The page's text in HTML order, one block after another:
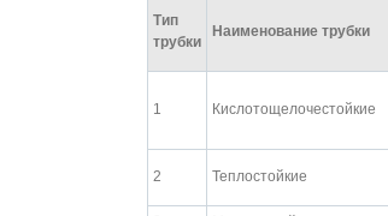
Тип
трубки
Наименование трубки
1 Кислотощелочестойкие
2 Теплостойкие